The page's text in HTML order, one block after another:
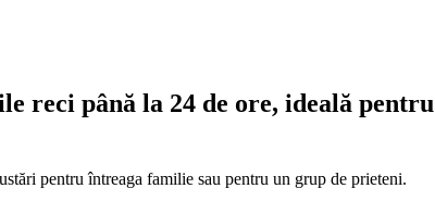
reci până la 24 de ore, ideală pentru
pentru întreaga familie sau pentru un grup de prieteni.